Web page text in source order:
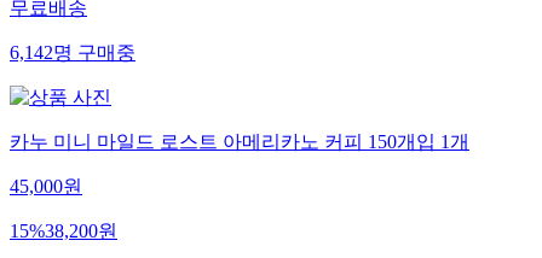
무료배송
6,142명구매중
카누 미니 마일드 로스트 아메리카노 커피 150개입 1개
45,000원
15%38,200원